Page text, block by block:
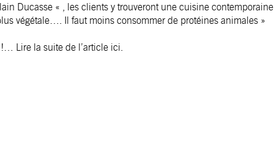
Ducasse « , les clients y trouveront une cuisine contemporaine
végétale…. Il faut moins consommer de protéines animales »
Lire la suite de l’article ici